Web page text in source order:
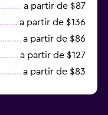
a partir de $87
a partir de $136
a partir de $86
a partir de $127
a partir de $83